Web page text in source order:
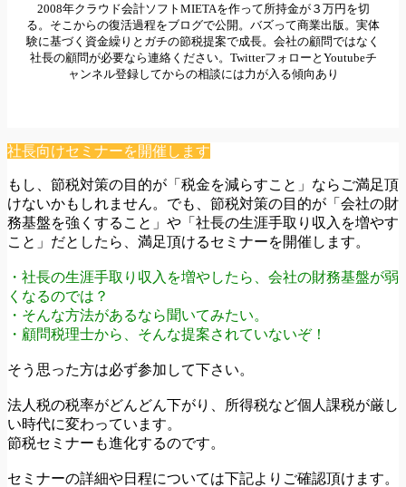
2008年クラウド会計ソフトMIETAを作って所持金が３万円を切
る。そこからの復活過程をブログで公開。バズって商業出版。実体
験に基づく資金繰りとガチの節税提案で成長。会社の顧問ではなく
社長の顧問が必要なら連絡ください。TwitterフォローとYoutubeチ
ャンネル登録してからの相談には力が入る傾向あり
社長向けセミナーを開催します
もし、節税対策の目的が「税金を減らすこと」ならご満足頂
けないかもしれません。でも、節税対策の目的が「会社の財
務基盤を強くすること」や「社長の生涯手取り収入を増やす
こと」だとしたら、満足頂けるセミナーを開催します。
・社長の生涯手取り収入を増やしたら、会社の財務基盤が弱
くなるのでは？
・そんな方法があるなら聞いてみたい。
・顧問税理士から、そんな提案されていないぞ！
そう思った方は必ず参加して下さい。
法人税の税率がどんどん下がり、所得税など個人課税が厳し
い時代に変わっています。
節税セミナーも進化するのです。
セミナーの詳細や日程については下記よりご確認頂けます。